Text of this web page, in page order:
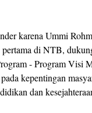
karena Ummi
di NTB,
- Program Visi
kepentingan
dan